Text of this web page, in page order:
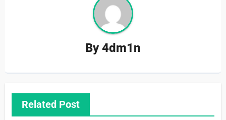
By4dm1n
Related Post